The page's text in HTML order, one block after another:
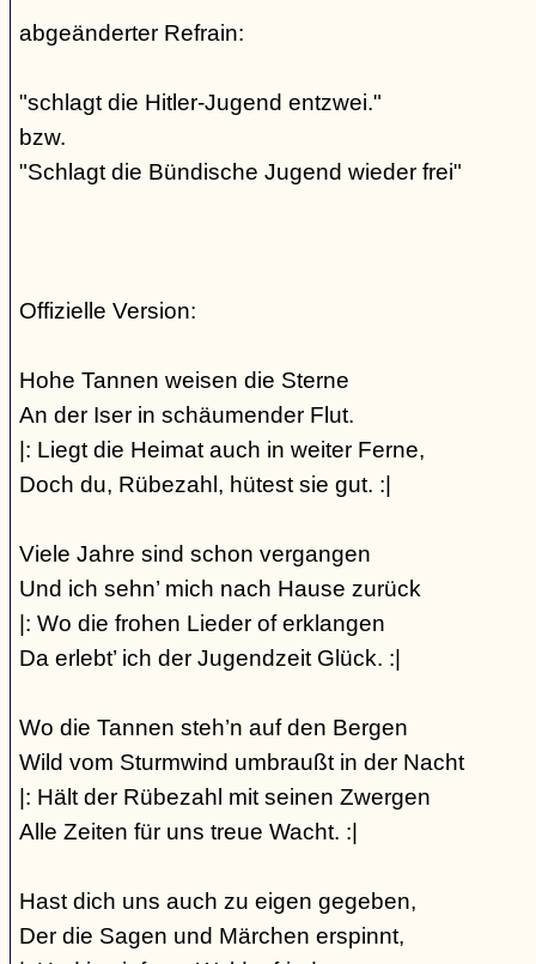
abgeänderter Refrain:
"schlagt die Hitler-Jugend entzwei."
bzw.
"Schlagt die Bündische Jugend wieder frei"
Offizielle Version:
Hohe Tannen weisen die Sterne
An der Iser in schäumender Flut.
|: Liegt die Heimat auch in weiter Ferne,
Doch du, Rübezahl, hütest sie gut. :|
Viele Jahre sind schon vergangen
Und ich sehn’ mich nach Hause zurück
|: Wo die frohen Lieder of erklangen
Da erlebt’ ich der Jugendzeit Glück. :|
Wo die Tannen steh’n auf den Bergen
Wild vom Sturmwind umbraußt in der Nacht
|: Hält der Rübezahl mit seinen Zwergen
Alle Zeiten für uns treue Wacht. :|
Hast dich uns auch zu eigen gegeben,
Der die Sagen und Märchen erspinnt,